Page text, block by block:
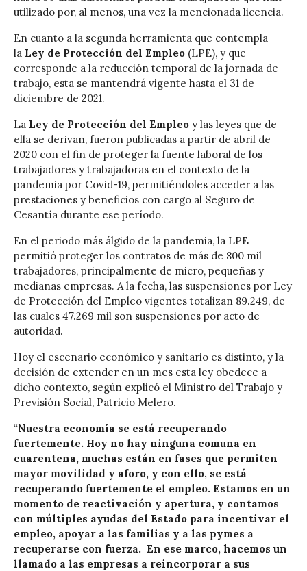
utilizado por, al menos, una vez la mencionada licencia.
En cuanto a la segunda herramienta que contempla
la Ley de Protección del Empleo (LPE), y que
corresponde a la reducción temporal de la jornada de
trabajo, esta se mantendrá vigente hasta el 31 de
diciembre de 2021.
La Ley de Protección del Empleo y las leyes que de
ella se derivan, fueron publicadas a partir de abril de
2020 con el fin de proteger la fuente laboral de los
trabajadores y trabajadoras en el contexto de la
pandemia por Covid-19, permitiéndoles acceder a las
prestaciones y beneficios con cargo al Seguro de
Cesantía durante ese período.
En el periodo más álgido de la pandemia, la LPE
permitió proteger los contratos de más de 800 mil
trabajadores, principalmente de micro, pequeñas y
medianas empresas. A la fecha, las suspensiones por Ley
de Protección del Empleo vigentes totalizan 89.249, de
las cuales 47.269 mil son suspensiones por acto de
autoridad.
Hoy el escenario económico y sanitario es distinto, y la
decisión de extender en un mes esta ley obedece a
dicho contexto, según explicó el Ministro del Trabajo y
Previsión Social, Patricio Melero.
“Nuestra economía se está recuperando
fuertemente. Hoy no hay ninguna comuna en
cuarentena, muchas están en fases que permiten
mayor movilidad y aforo, y con ello, se está
recuperando fuertemente el empleo. Estamos en un
momento de reactivación y apertura, y contamos
con múltiples ayudas del Estado para incentivar el
empleo, apoyar a las familias y a las pymes a
recuperarse con fuerza. En ese marco, hacemos un
llamado a las empresas a reincorporar a sus